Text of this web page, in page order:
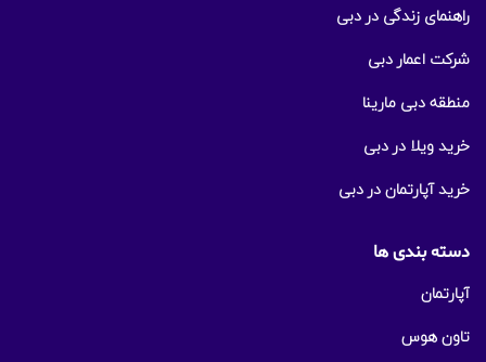
راهنمای زندگی در دبی
شرکت اعمار دبی
منطقه دبی مارینا
خرید ویلا در دبی
خرید آپارتمان در دبی
دسته بندی ها
آپارتمان
تاون هوس